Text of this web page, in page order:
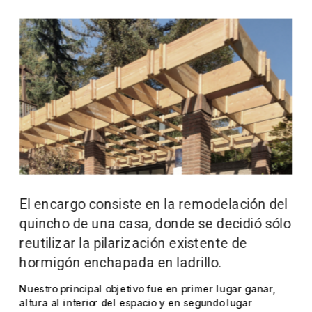
El encargo consiste en la remodelación del
quincho de una casa, donde se decidió sólo
reutilizar la pilarización existente de
hormigón enchapada en ladrillo.
Nuestro principal objetivo fue en primer lugar ganar,
altura al interior del espacio y en segundo lugar